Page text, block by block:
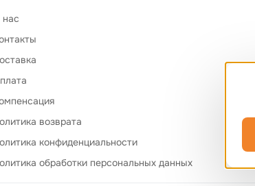
возврата
конфиденциальности
обработки персональных данных